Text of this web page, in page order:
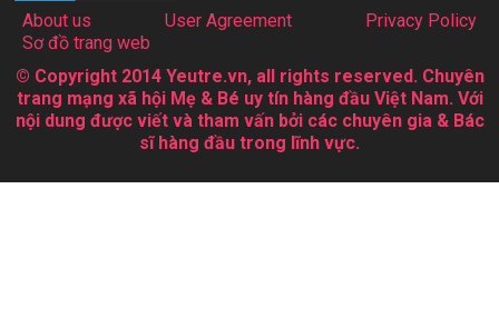
About us User Agreement
Privacy Policy
Sơ đồ trang web
© Copyright 2014 Yeutre.vn, all rights reserved. Chuyên
trang mạng xã hội Mẹ & Bé uy tín hàng đầu Việt Nam. Với
nội dung được viết và tham vấn bởi các chuyên gia & Bác
sĩ hàng đầu trong lĩnh vực.